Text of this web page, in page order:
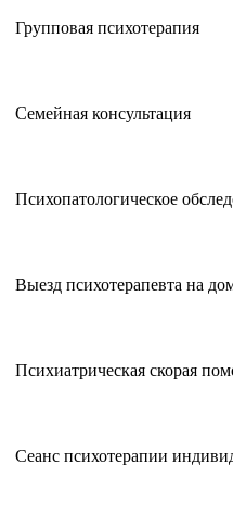
Групповая психотерапия
Семейная консультация
Психопатологическое
Выезд психотерапевта на
Психиатрическая скорая
Сеанс психотерапии